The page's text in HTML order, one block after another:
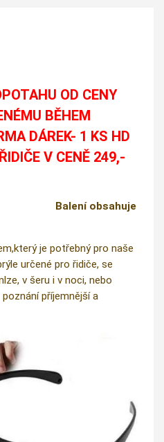
OD CENY
BĚHEM
DÁREK- 1 KS HD
V CENĚ 249,-
Balení obsahuje
je potřebný pro naše
určené pro řidiče, se
v šeru i v noci, nebo
příjemnější a